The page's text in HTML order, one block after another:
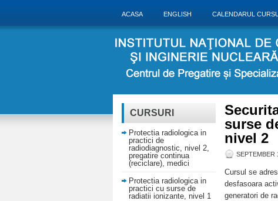
ACASA ENGLISH CALENDARUL
surse
nivel 2
SEPTEMBER
Cursul se
desfasoara
generatori de
CURSURI
Protectia radiologica in
practici de
radiodiagnostic, nivel 2,
pregatire continua
(reciclare), medici
Protectia radiologica in
practici cu surse de
radiatii ionizante, nivel 1